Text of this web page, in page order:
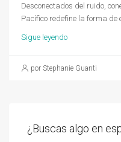
Desconectados del ruido,
Pacífico redefine la forma de
Sigue leyendo
por Stephanie Guanti
¿Buscas algo en